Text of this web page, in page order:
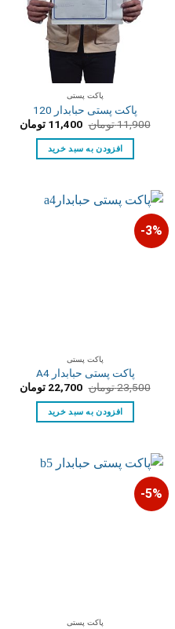
پاکت پستی
پاکت پستی حبابدار 120
11,900تومان قیمت
اصلی:
11,900 تومان
بود.
11,400 تومانقیمت
افزودن به سبد خرید
3%-
پاکت پستی
پاکت پستی حبابدار A4
23,500تومان قیمت
اصلی:
23,500 تومان
بود.
22,700 تومانقیمت
افزودن به سبد خرید
5%-
پاکت پستی